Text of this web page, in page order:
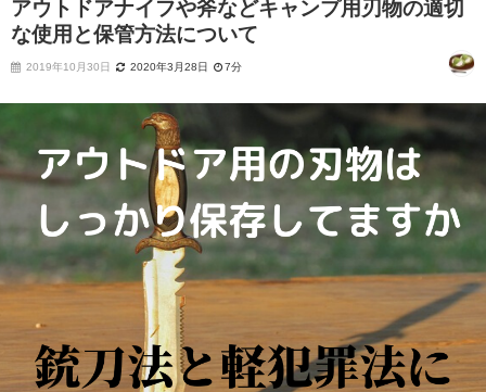
アウトドアナイフや斧などキャンプ用刃物の適切
な使用と保管方法について
2019年10月30日 2020年3月28日 7分